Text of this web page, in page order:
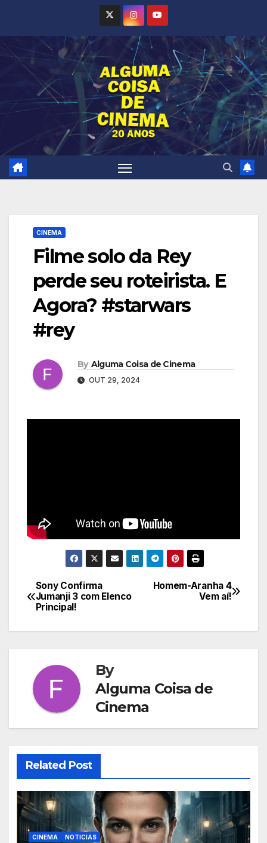
CINEMA
Filme solo da Rey
perde seu roteirista. E
Agora? #starwars
#rey
By Alguma Coisa de Cinema
OUT 29, 2024
Navegação
de
Homem-Aranha 4
Vem aí!
Sony Confirma
Jumanji 3 com Elenco
Principal!
By
Alguma Coisa de
Cinema
Related Post
CINEMA NOTICIAS